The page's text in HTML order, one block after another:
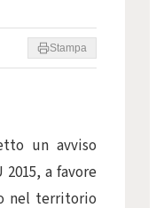
Stampa
un avviso
a favore
nel territorio